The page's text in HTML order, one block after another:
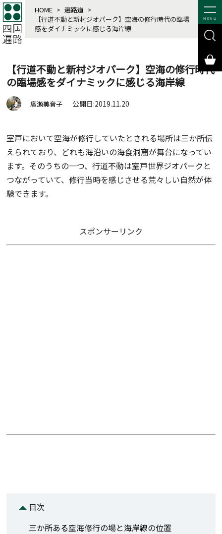
MENU
HOME > 遍路道 >
【行道不動と新村ジオパーク】空海の修行時代の臨場
感をダイナミックに感じる海岸線
【行道不動と新村ジオパーク】空海の修行時代
の臨場感をダイナミックに感じる海岸線
廣瀬美音子 公開日:2019.11.20
室戸において空海が修行していたとされる場所は三か所伝
えられており、どれも海沿いの海食洞窟が舞台になってい
ます。そのうちの一つ、行道不動は室戸世界ジオパークと
つながっていて、修行当時を感じさせる荒々しい自然が体
験できます。
スポンサーリンク
目次
三か所ある空海修行の場と海岸線の位置